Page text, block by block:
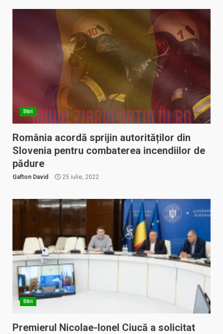
Stiri
România acordă sprijin autorităților din
Slovenia pentru combaterea incendiilor de
pădure
Gafton David 25 iulie, 2022
Stiri
Premierul Nicolae-Ionel Ciucă a solicitat